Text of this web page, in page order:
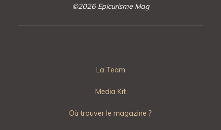
©2026 Epicurisme Mag
La Team
Media Kit
Où trouver le magazine ?